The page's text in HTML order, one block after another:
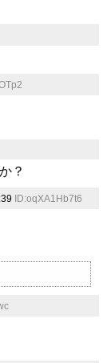
？
ID:oqXA1Hb7t6